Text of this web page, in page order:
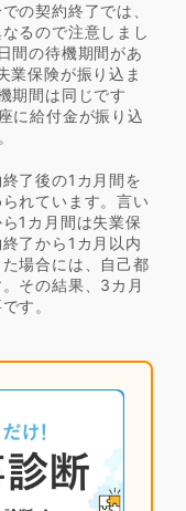
の契約終了では、
るので注意しまし
間の待機期間があ
業保険が振り込ま
期間は同じです
に給付金が振り込
了後の1カ月間を
れています。言い
1カ月間は失業保
了から1カ月以内
場合には、自己都
その結果、3カ月
す。